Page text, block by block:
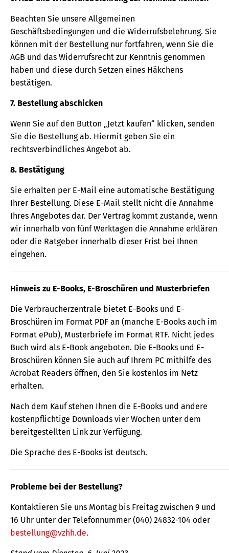
Beachten Sie unsere Allgemeinen
Geschäftsbedingungen und die Widerrufsbelehrung. Sie
können mit der Bestellung nur fortfahren, wenn Sie die
AGB und das Widerrufsrecht zur Kenntnis genommen
haben und diese durch Setzen eines Häkchens
bestätigen.
7. Bestellung abschicken
Wenn Sie auf den Button „Jetzt kaufen“ klicken, senden
Sie die Bestellung ab. Hiermit geben Sie ein
rechtsverbindliches Angebot ab.
8. Bestätigung
Sie erhalten per E-Mail eine automatische Bestätigung
Ihrer Bestellung. Diese E-Mail stellt nicht die Annahme
Ihres Angebotes dar. Der Vertrag kommt zustande, wenn
wir innerhalb von fünf Werktagen die Annahme erklären
oder die Ratgeber innerhalb dieser Frist bei Ihnen
eingehen.
Hinweis zu E-Books, E-Broschüren und Musterbriefen
Die Verbraucherzentrale bietet E-Books und E-
Broschüren im Format PDF an (manche E-Books auch im
Format ePub), Musterbriefe im Format RTF. Nicht jedes
Buch wird als E-Book angeboten. Die E-Books und E-
Broschüren können Sie auch auf Ihrem PC mithilfe des
Acrobat Readers öffnen, den Sie kostenlos im Netz
erhalten.
Nach dem Kauf stehen Ihnen die E-Books und andere
kostenpflichtige Downloads vier Wochen unter dem
bereitgestellten Link zur Verfügung.
Die Sprache des E-Books ist deutsch.
Probleme bei der Bestellung?
Kontaktieren Sie uns Montag bis Freitag zwischen 9 und
16 Uhr unter der Telefonnummer (040) 24832-104 oder
bestellung@vzhh.de.